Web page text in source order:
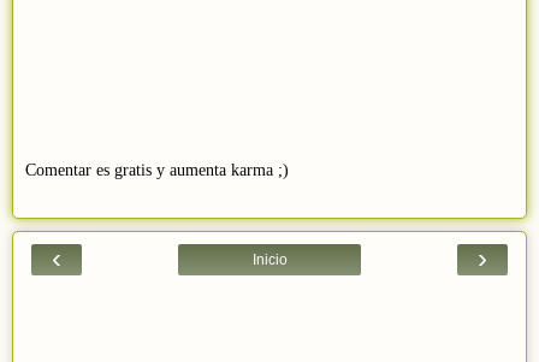
Comentar es gratis y aumenta karma ;)
‹ ›
Inicio